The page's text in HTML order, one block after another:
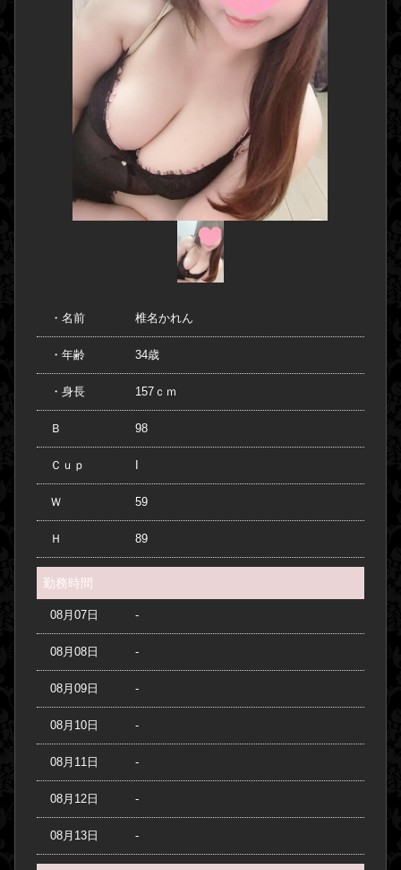
・名前 椎名かれん
・年齢 34歳
・身長 157ｃｍ
Ｂ 98
Ｃｕｐ
Ｗ 59
Ｈ 89
勤務時間
08月07日 -
08月08日 -
08月09日 -
08月10日 -
08月11日 -
08月12日 -
08月13日 -